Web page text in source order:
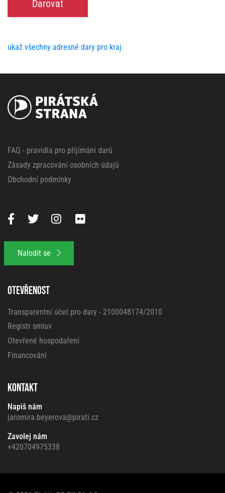
Darovat
ukaž všechny adresné dary pro kraj
FAQ - pravidla pro přijímání darů
Zásady zpracování osobních údajů
Obchodní podmínky
OTEVŘENOST
Transparentní účet pro dary - 2100048174/2010
Registr smluv
Otevřené hospodaření
Financování
KONTAKT
Napiš nám
jaromira.beyerova@pirati.cz
Zavolej nám
+420704975338
Nalodit se